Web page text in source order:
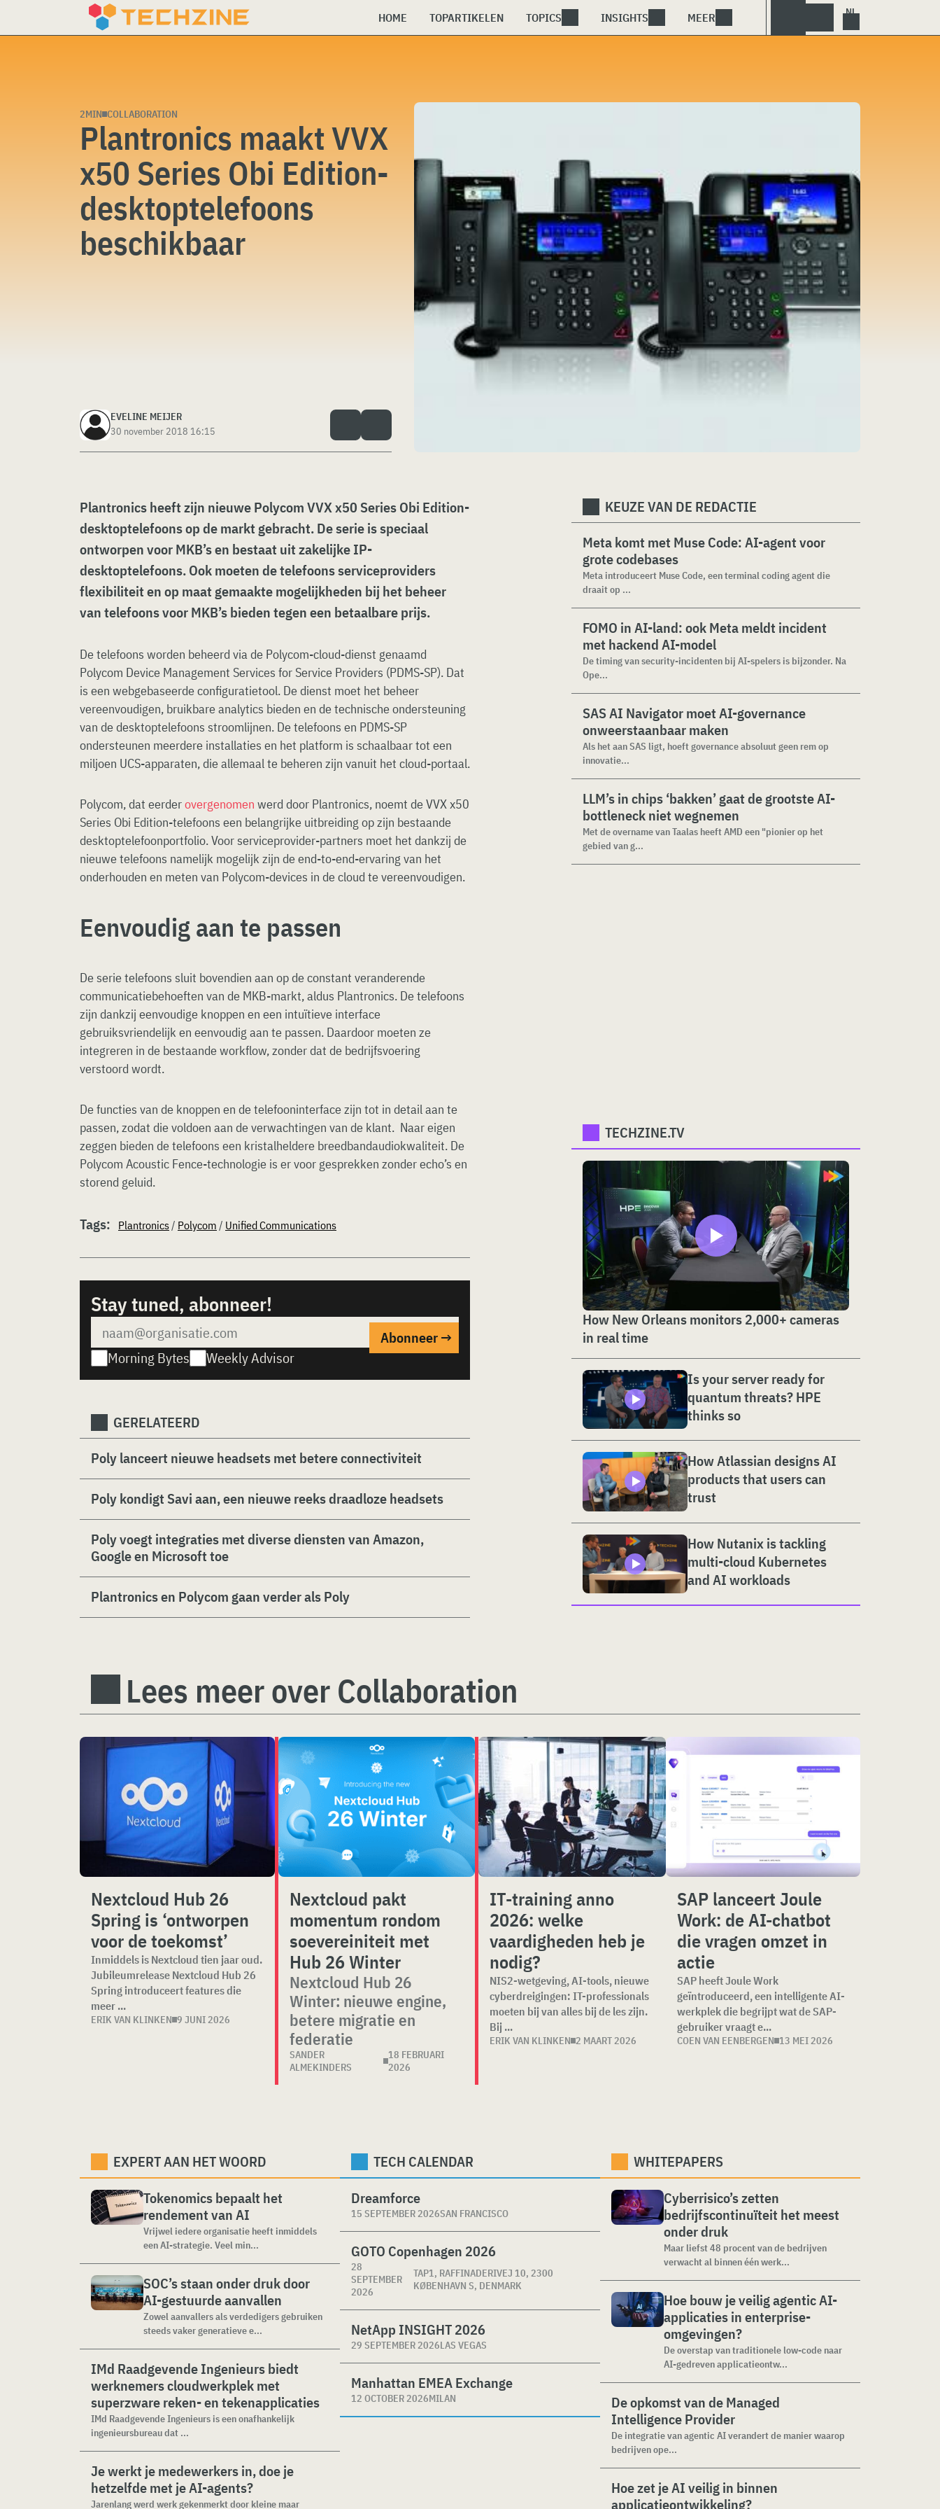
HOME TOPARTIKELEN TOPICS INSIGHTS MEER
2MIN COLLABORATION
Plantronics maakt VVX
x50 Series Obi Edition-
desktoptelefoons
beschikbaar
EVELINE MEIJER
30 november 2018 16:15
Plantronics heeft zijn nieuwe Polycom VVX x50 Series Obi Edition-
desktoptelefoons op de markt gebracht. De serie is speciaal
ontworpen voor MKB’s en bestaat uit zakelijke IP-
desktoptelefoons. Ook moeten de telefoons serviceproviders
flexibiliteit en op maat gemaakte mogelijkheden bij het beheer
van telefoons voor MKB’s bieden tegen een betaalbare prijs.
De telefoons worden beheerd via de Polycom-cloud-dienst genaamd
Polycom Device Management Services for Service Providers (PDMS-SP). Dat
is een webgebaseerde configuratietool. De dienst moet het beheer
vereenvoudigen, bruikbare analytics bieden en de technische ondersteuning
van de desktoptelefoons stroomlijnen. De telefoons en PDMS-SP
ondersteunen meerdere installaties en het platform is schaalbaar tot een
miljoen UCS-apparaten, die allemaal te beheren zijn vanuit het cloud-portaal.
Polycom, dat eerderovergenomen werd door Plantronics, noemt de VVX x50
Series Obi Edition-telefoons een belangrijke uitbreiding op zijn bestaande
desktoptelefoonportfolio. Voor serviceprovider-partners moet het dankzij de
nieuwe telefoons namelijk mogelijk zijn de end-to-end-ervaring van het
onderhouden en meten van Polycom-devices in de cloud te vereenvoudigen.
Eenvoudig aan te passen
De serie telefoons sluit bovendien aan op de constant veranderende
communicatiebehoeften van de MKB-markt, aldus Plantronics. De telefoons
zijn dankzij eenvoudige knoppen en een intuïtieve interface
gebruiksvriendelijk en eenvoudig aan te passen. Daardoor moeten ze
integreren in de bestaande workflow, zonder dat de bedrijfsvoering
verstoord wordt.
De functies van de knoppen en de telefooninterface zijn tot in detail aan te
passen, zodat die voldoen aan de verwachtingen van de klant. Naar eigen
zeggen bieden de telefoons een kristalheldere breedbandaudiokwaliteit. De
Polycom Acoustic Fence-technologie is er voor gesprekken zonder echo’s en
storend geluid.
Tags: Plantronics/ Polycom / Unified Communications
Stay tuned, abonneer!
Morning Bytes Weekly Advisor
GERELATEERD
Poly lanceert nieuwe headsets met betere connectiviteit
Poly kondigt Savi aan, een nieuwe reeks draadloze headsets
Poly voegt integraties met diverse diensten van Amazon,
Google en Microsoft toe
Plantronics en Polycom gaan verder als Poly
KEUZE VAN DE REDACTIE
Meta komt met Muse Code: AI-agent voor
grote codebases
Meta introduceert Muse Code, een terminal coding agent die
draait op ...
FOMO in AI-land: ook Meta meldt incident
met hackend AI-model
De timing van security-incidenten bij AI-spelers is bijzonder. Na
Ope...
SAS AI Navigator moet AI-governance
onweerstaanbaar maken
Als het aan SAS ligt, hoeft governance absoluut geen rem op
innovatie...
LLM’s in chips ‘bakken’ gaat de grootste AI-
bottleneck niet wegnemen
Met de overname van Taalas heeft AMD een "pionier op het
gebied van g...
TECHZINE.TV
How New Orleans monitors 2,000+ cameras
in real time
Is your server ready for
quantum threats? HPE
thinks so
How Atlassian designs AI
products that users can
trust
How Nutanix is tackling
multi-cloud Kubernetes
and AI workloads
Lees meer over Collaboration
Nextcloud Hub 26
Spring is ‘ontworpen
voor de toekomst’
Inmiddels is Nextcloud tien jaar oud.
Jubileumrelease Nextcloud Hub 26
Spring introduceert features die
meer ...
ERIK VAN KLINKEN 9 JUNI 2026
Nextcloud pakt
momentum rondom
soevereiniteit met
Hub 26 Winter
Nextcloud Hub 26
Winter: nieuwe engine,
betere migratie en
federatie
SANDER
ALMEKINDERS
18 FEBRUARI
2026
IT-training anno
2026: welke
vaardigheden heb je
nodig?
NIS2-wetgeving, AI-tools, nieuwe
cyberdreigingen: IT-professionals
moeten bij van alles bij de les zijn.
Bij ...
ERIK VAN KLINKEN 2 MAART 2026
SAP lanceert Joule
Work: de AI-chatbot
die vragen omzet in
actie
SAP heeft Joule Work
geïntroduceerd, een intelligente AI-
werkplek die begrijpt wat de SAP-
gebruiker vraagt e...
COEN VAN EENBERGEN 13 MEI 2026
EXPERT AAN HET WOORD
Tokenomics bepaalt het
rendement van AI
Vrijwel iedere organisatie heeft inmiddels
een AI-strategie. Veel min...
SOC’s staan onder druk door
AI-gestuurde aanvallen
Zowel aanvallers als verdedigers gebruiken
steeds vaker generatieve e...
IMd Raadgevende Ingenieurs biedt
werknemers cloudwerkplek met
superzware reken- en tekenapplicaties
IMd Raadgevende Ingenieurs is een onafhankelijk
ingenieursbureau dat ...
Je werkt je medewerkers in, doe je
hetzelfde met je AI-agents?
Jarenlang werd werk gekenmerkt door kleine maar
TECH CALENDAR
Dreamforce
15 SEPTEMBER 2026SAN FRANCISCO
GOTO Copenhagen 2026
28
SEPTEMBER
2026
TAP1, RAFFINADERIVEJ 10, 2300
KØBENHAVN S, DENMARK
NetApp INSIGHT 2026
29 SEPTEMBER 2026LAS VEGAS
Manhattan EMEA Exchange
12 OCTOBER 2026MILAN
WHITEPAPERS
Cyberrisico’s zetten
bedrijfscontinuïteit het meest
onder druk
Maar liefst 48 procent van de bedrijven
verwacht al binnen één werk...
Hoe bouw je veilig agentic AI-
applicaties in enterprise-
omgevingen?
De overstap van traditionele low-code naar
AI-gedreven applicatieontw...
De opkomst van de Managed
Intelligence Provider
De integratie van agentic AI verandert de manier waarop
bedrijven ope...
Hoe zet je AI veilig in binnen
applicatieontwikkeling?